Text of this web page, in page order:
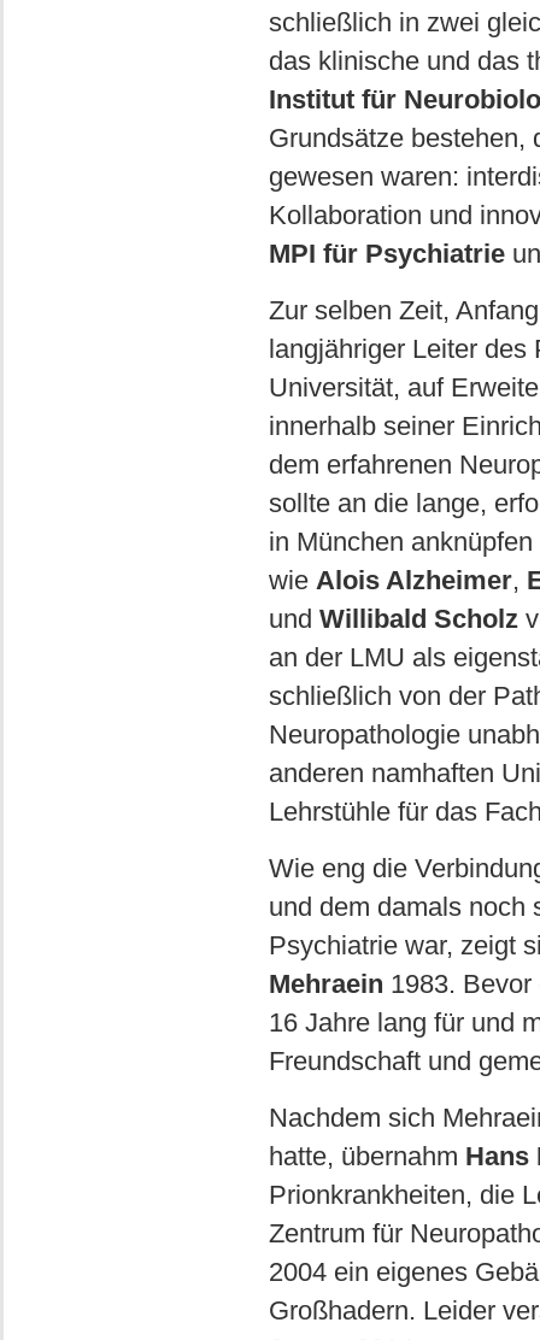
schließlich in zwei
das klinische und das
Institut für
Grundsätze bestehen,
gewesen waren:
Kollaboration und
MPI für Psychiatrie
Zur selben Zeit,
langjähriger Leiter des
Universität, auf
innerhalb seiner
dem erfahrenen
sollte an die lange,
in München
wie Alois Alzheimer,
und Willibald Scholz
an der LMU als
schließlich von der
Neuropathologie
anderen namhaften
Lehrstühle für das
Wie eng die
und dem damals noch
Psychiatrie war, zeigt
Mehraein 1983.
16 Jahre lang für und
Freundschaft und
Nachdem sich
hatte, übernahm Hans
Prionkrankheiten, die
Zentrum für
2004 ein eigenes
Großhadern. Leider